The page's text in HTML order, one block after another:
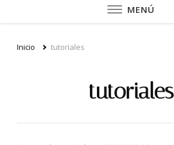
MENÚ
Inicio tutoriales
tutoriales